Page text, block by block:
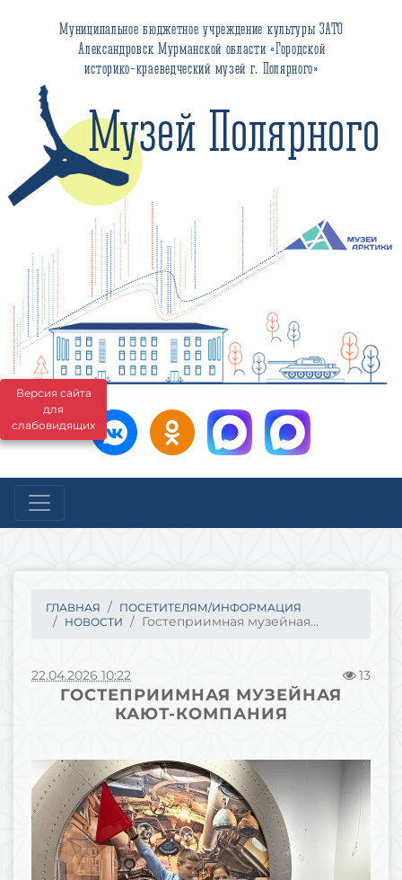
Версия сайта
для
слабовидящих
Муниципальное бюджетное учреждение культуры ЗАТО
Александровск Мурманской области «Городской
историко-краеведческий музей г. Полярного»
ГЛАВНАЯ
ПОСЕТИТЕЛЯМ/ИНФОРМАЦИЯ
НОВОСТИ
Гостеприимная музейная...
22.04.2026 10:22 13
ГОСТЕПРИИМНАЯ МУЗЕЙНАЯ
КАЮТ-КОМПАНИЯ